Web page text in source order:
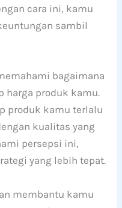
cara ini, kamu
sambil
bagaimana
harga produk kamu.
produk kamu terlalu
kualitas yang
persepsi ini,
yang lebih tepat.
membantu kamu